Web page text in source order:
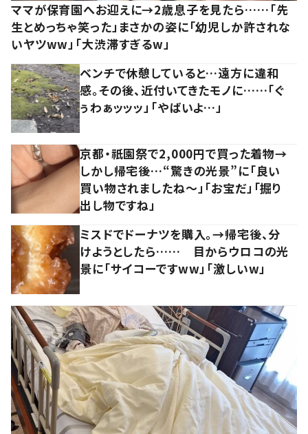
ママが保育園へお迎えに→2歳息子を見たら……「先
生とめっちゃ笑った」まさかの姿に「幼児しか許されな
いヤツww」「大渋滞すぎるw」
ベンチで休憩していると…遠方に違和
感。その後、近付いてきたモノに……「ぐ
ぅわぁッッッ」「やばいよ…」
京都・祇園祭で2,000円で買った着物→
しかし帰宅後…“驚きの光景”に「良い
買い物されましたね～」「お宝だ」「掘り
出し物ですね」
ミスドでドーナツを購入。→帰宅後、分
けようとしたら…… 目からウロコの光
景に「サイコーですww」「激しいw」